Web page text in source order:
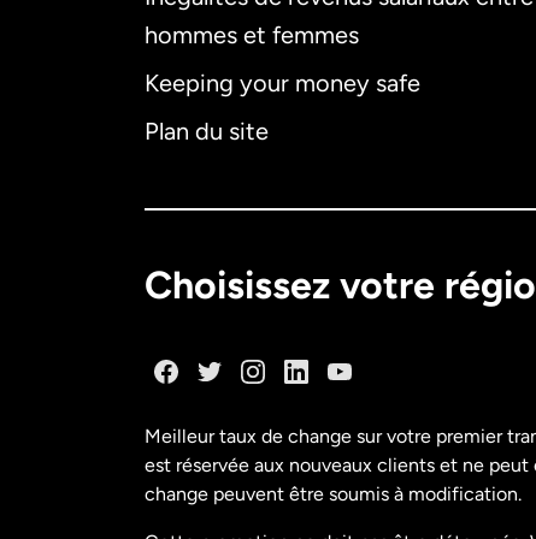
hommes et femmes
Keeping your money safe
Plan du site
Choisissez votre
Meilleur taux de change sur votre premier
est réservée aux nouveaux clients et ne
change peuvent être soumis à modification.